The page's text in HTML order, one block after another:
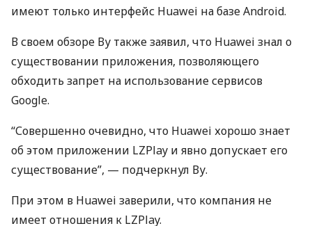
имеют только интерфейс Huawei на базе Android.
В своем обзоре Ву также заявил, что Huawei знал о
существовании приложения, позволяющего
обходить запрет на использование сервисов
Google.
“Совершенно очевидно, что Huawei хорошо знает
об этом приложении LZPlay и явно допускает его
существование”, — подчеркнул Ву.
При этом в Huawei заверили, что компания не
имеет отношения к LZPlay.